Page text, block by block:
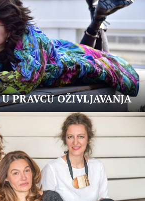
PRAVCU OŽIVLJAVANJA